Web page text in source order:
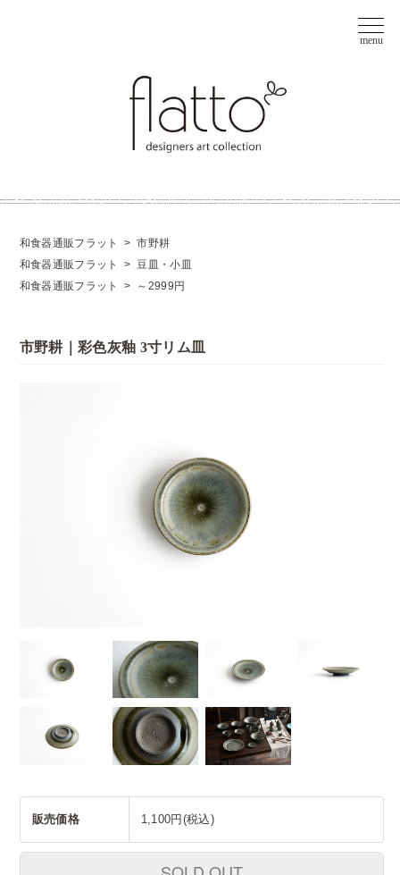
和食器通販フラット >市野耕
和食器通販フラット
>豆皿・小皿
和食器通販フラット
> ～2999円
市野耕｜彩色灰釉 3寸リム皿
販売価格 1,100円(税込)